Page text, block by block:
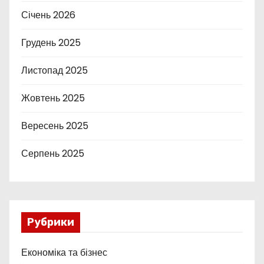
Січень 2026
Грудень 2025
Листопад 2025
Жовтень 2025
Вересень 2025
Серпень 2025
Рубрики
Економіка та бізнес